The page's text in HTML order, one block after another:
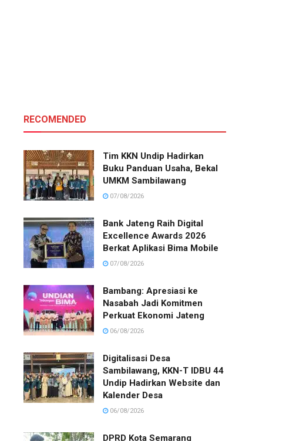
RECOMENDED
Tim KKN Undip Hadirkan
Buku Panduan Usaha, Bekal
UMKM Sambilawang
07/08/2026
Bank Jateng Raih Digital
Excellence Awards 2026
Berkat Aplikasi Bima Mobile
07/08/2026
Bambang: Apresiasi ke
Nasabah Jadi Komitmen
Perkuat Ekonomi Jateng
06/08/2026
Digitalisasi Desa
Sambilawang, KKN-T IDBU 44
Undip Hadirkan Website dan
Kalender Desa
06/08/2026
DPRD Kota Semarang